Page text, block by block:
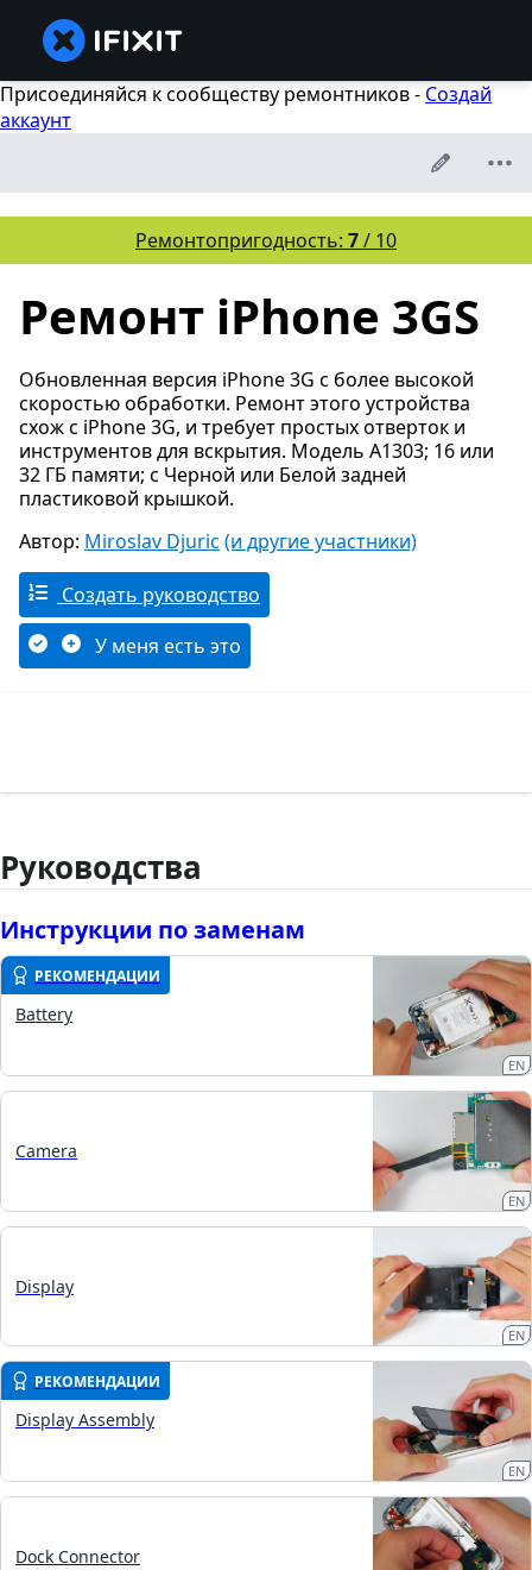
Присоединяйся к сообществу ремонтников - Создай
аккаунт
Ремонтопригодность: 7/ 10
Ремонт iPhone 3GS
Обновленная версия iPhone 3G с более высокой
скоростью обработки. Ремонт этого устройства
схож с iPhone 3G, и требует простых отверток и
инструментов для вскрытия. Модель A1303; 16 или
32 ГБ памяти; с Черной или Белой задней
пластиковой крышкой.
Автор: Miroslav Djuric (и другие участники)
Создать руководство
У меня есть это
Руководства
Инструкции по заменам
РЕКОМЕНДАЦИИ
Battery
EN
Camera
EN
Display
EN
РЕКОМЕНДАЦИИ
Display Assembly
EN
Dock Connector